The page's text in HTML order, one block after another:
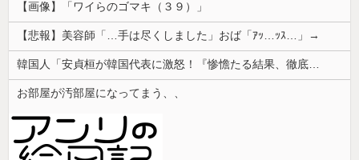
【画像】「ワイらのゴマキ（３９）」
【悲報】美容師「…手は尽くしました」おば「ｱｯ…ｯｽ…」→
お部屋が汚部屋になってまう、、